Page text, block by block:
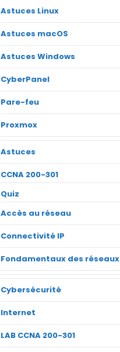
Astuces Linux
Astuces macOS
Astuces Windows
CyberPanel
Pare-feu
Proxmox
Astuces
CCNA 200-301
Quiz
Accès au réseau
Connectivité IP
Fondamentaux des réseaux
Cybersécurité
Internet
LAB CCNA 200-301